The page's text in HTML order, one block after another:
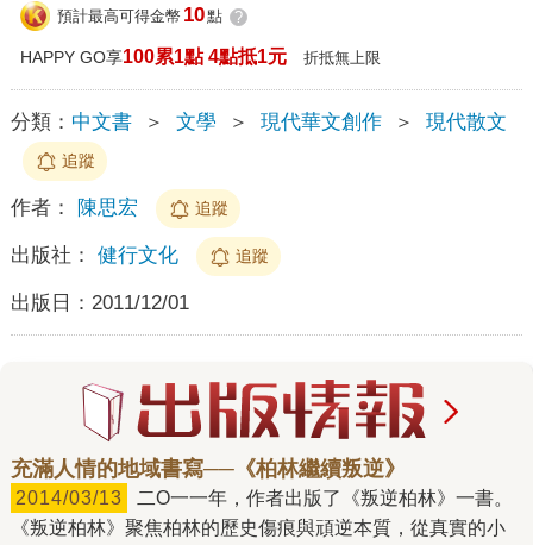
預計最高可得金幣 10點 ?
HAPPY GO享100累1點 4點抵1元 折抵無上限
分類： 中文書 ＞ 文學 ＞ 現代華文創作 ＞ 現代散文
追蹤
作者： 陳思宏 追蹤
出版社： 健行文化 追蹤
出版日： 2011/12/01
充滿人情的地域書寫──《柏林繼續叛逆》
2014/03/13
《叛逆柏林》聚焦柏林的歷史傷痕與頑逆本質，從真實的小